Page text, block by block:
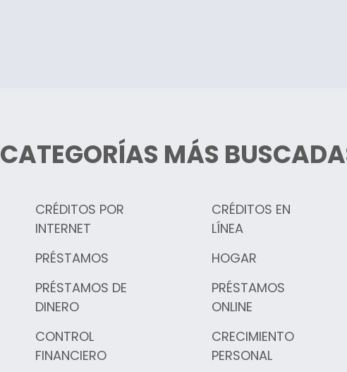
CATEGORÍAS MÁS
CRÉDITOS POR
INTERNET
CRÉDITOS EN
LÍNEA
PRÉSTAMOS HOGAR
PRÉSTAMOS DE
DINERO
PRÉSTAMOS
ONLINE
CONTROL
FINANCIERO
CRECIMIENTO
PERSONAL